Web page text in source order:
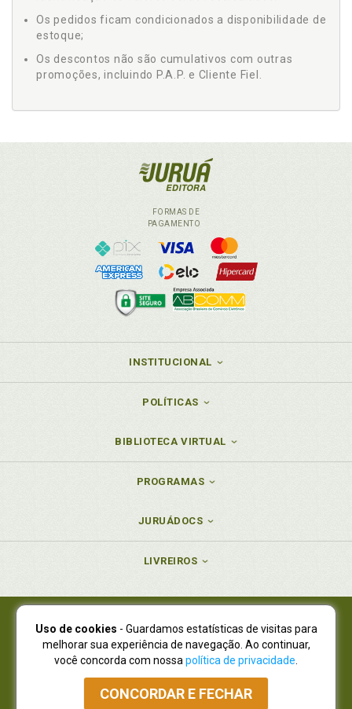
Os pedidos ficam condicionados a disponibilidade de
estoque;
Os descontos não são cumulativos com outras
promoções, incluindo P.A.P. e Cliente Fiel.
FORMAS DE
PAGAMENTO
INSTITUCIONAL
POLÍTICAS
BIBLIOTECA VIRTUAL
PROGRAMAS
JURUÁDOCS
LIVREIROS
Juruá Editora Ltda., CNPJ 77.535.508/0001-19
Juruá Informática Ltda., CNPJ 01.701.561/0001-80
NOVO ENDEREÇO:R. Flávio Dallegrave, 7665, São Lourenço |
Curitiba - Paraná - CEP 82210-310
Atendimento: (41) 4009-3900|Vendas Atacado: (41) 4009-3939
Uso de cookies - Guardamos estatísticas de visitas para
melhorar sua experiência de navegação. Ao continuar,
você concorda com nossa política de privacidade
CONCORDAR E FECHAR